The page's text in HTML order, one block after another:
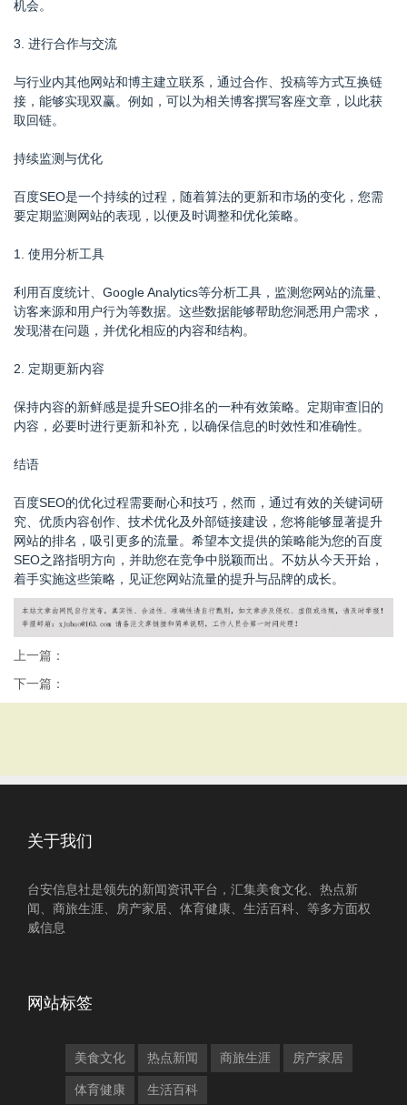
机会。
3. 进行合作与交流
与行业内其他网站和博主建立联系，通过合作、投稿等方式互换链
接，能够实现双赢。例如，可以为相关博客撰写客座文章，以此获
取回链。
持续监测与优化
百度SEO是一个持续的过程，随着算法的更新和市场的变化，您需
要定期监测网站的表现，以便及时调整和优化策略。
1. 使用分析工具
利用百度统计、Google Analytics等分析工具，监测您网站的流量、
访客来源和用户行为等数据。这些数据能够帮助您洞悉用户需求，
发现潜在问题，并优化相应的内容和结构。
2. 定期更新内容
保持内容的新鲜感是提升SEO排名的一种有效策略。定期审查旧的
内容，必要时进行更新和补充，以确保信息的时效性和准确性。
结语
百度SEO的优化过程需要耐心和技巧，然而，通过有效的关键词研
究、优质内容创作、技术优化及外部链接建设，您将能够显著提升
网站的排名，吸引更多的流量。希望本文提供的策略能为您的百度
SEO之路指明方向，并助您在竞争中脱颖而出。不妨从今天开始，
着手实施这些策略，见证您网站流量的提升与品牌的成长。
上一篇：
下一篇：
关于我们
台安信息社是领先的新闻资讯平台，汇集美食文化、热点新
闻、商旅生涯、房产家居、体育健康、生活百科、等多方面权
威信息
网站标签
美食文化 热点新闻 商旅生涯 房产家居
体育健康 生活百科